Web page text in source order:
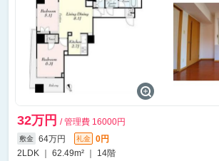
32万円 / 管理費 16000円
敷金 64万円 礼金
0円
2LDK ｜ 62.49m² ｜ 14階